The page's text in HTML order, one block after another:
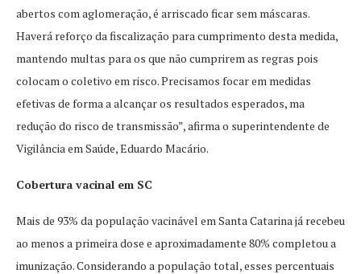
abertos com aglomeração, é arriscado ficar sem máscaras.
Haverá reforço da fiscalização para cumprimento desta medida,
mantendo multas para os que não cumprirem as regras pois
colocam o coletivo em risco. Precisamos focar em medidas
efetivas de forma a alcançar os resultados esperados, ma
redução do risco de transmissão”, afirma o superintendente de
Vigilância em Saúde, Eduardo Macário.
Cobertura vacinal em SC
Mais de 93% da população vacinável em Santa Catarina já recebeu
ao menos a primeira dose e aproximadamente 80% completou a
imunização. Considerando a população total, esses percentuais